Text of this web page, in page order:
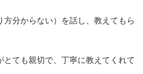
方分からない）を話し、教えてもら
とても親切で、丁寧に教えてくれて